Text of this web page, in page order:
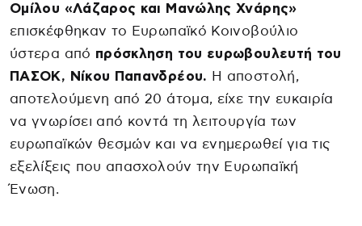
Ομίλου «Λάζαρος και Μανώλης Χνάρης»
επισκέφθηκαν το Ευρωπαϊκό Κοινοβούλιο
ύστερα από πρόσκληση του ευρωβουλευτή του
ΠΑΣΟΚ, Νίκου Παπανδρέου. Η αποστολή,
αποτελούμενη από 20 άτομα, είχε την ευκαιρία
να γνωρίσει από κοντά τη λειτουργία των
ευρωπαϊκών θεσμών και να ενημερωθεί για τις
εξελίξεις που απασχολούν την Ευρωπαϊκή
Ένωση.